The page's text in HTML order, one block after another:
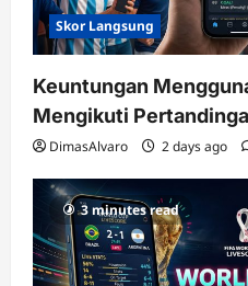
Skor Langsung
Keuntungan
Mengikuti
DimasAlvaro 2 days ago
3 minutes read